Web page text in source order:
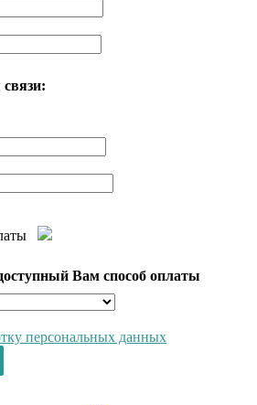
Вам способ оплаты
персональных данных